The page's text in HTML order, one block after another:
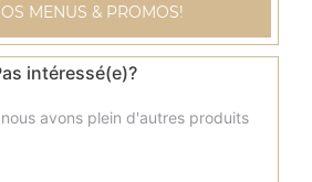
saumon, olives
MENUS & PROMOS!
intéressé(e)?
avons plein d'autres produits